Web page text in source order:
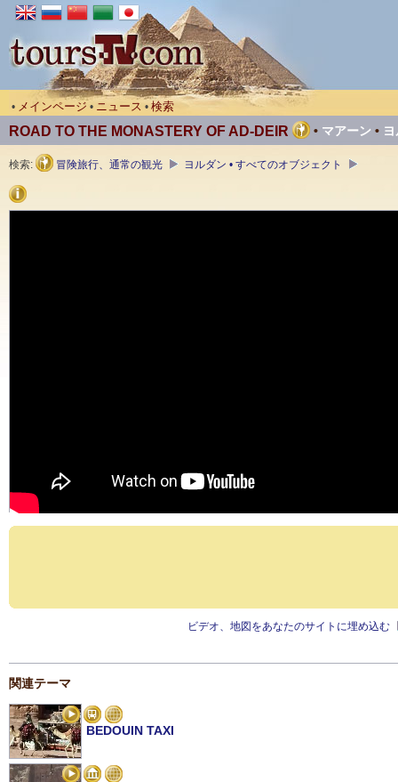
• メインページ • ニュース • 検索
ROAD TO THE MONASTERY OF AD-DEIR • マアーン •
検索: 冒険旅行、通常の観光 ヨルダン • すべてのオブジェクト
ビデオ、地図をあなたのサイトに埋め込む
関連テーマ
BEDOUIN TAXI